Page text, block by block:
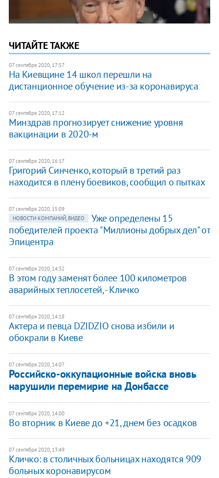
ЧИТАЙТЕ ТАКЖЕ
07 сентября 2020, 17:57
На Киевщине 14 школ перешли на
дистанционное обучение из-за коронавируса
07 сентября 2020, 17:12
Минздрав прогнозирует снижение уровня
вакцинации в 2020-м
07 сентября 2020, 16:17
Григорий Синченко, который в третий раз
находится в плену боевиков, сообщил о пытках
07 сентября 2020, 15:09
НОВОСТИ КОМПАНИЙ, ВИДЕО
Уже определены 15
победителей проекта "Миллионы добрых дел" от
Эпицентра
07 сентября 2020, 14:32
В этом году заменят более 100 километров
аварийных теплосетей, - Кличко
07 сентября 2020, 14:18
Актера и певца DZIDZIO снова избили и
обокрали в Киеве
07 сентября 2020, 14:07
Российско-оккупационные войска вновь
нарушили перемирие на Донбассе
07 сентября 2020, 14:00
Во вторник в Киеве до +21, днем без осадков
07 сентября 2020, 13:49
Кличко: в столичных больницах находятся 909
больных коронавирусом